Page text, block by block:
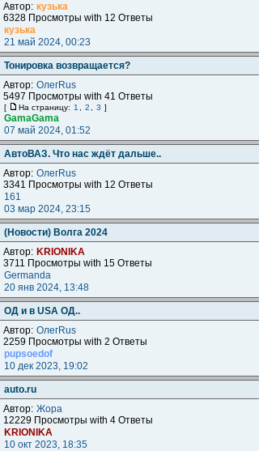
Автор: кузька
6328 Просмотры with 12 Ответы
кузька
21 май 2024, 00:23
Тонировка возвращается?
Автор: ОлегRus
5497 Просмотры with 41 Ответы
[ На страницу: 1 2 3 ]
GamaGama
07 май 2024, 01:52
АвтоВАЗ. Что нас ждёт дальше..
Автор: ОлегRus
3341 Просмотры with 12 Ответы
161
03 мар 2024, 23:15
(Новости) Волга 2024
Автор: KRIONIKA
3711 Просмотры with 15 Ответы
Germanda
20 янв 2024, 13:48
ОД и в USA ОД..
Автор: ОлегRus
2259 Просмотры with 2 Ответы
pupsoedof
10 дек 2023, 19:02
auto.ru
Автор: Жора
12229 Просмотры with 4 Ответы
KRIONIKA
10 окт 2023, 18:35